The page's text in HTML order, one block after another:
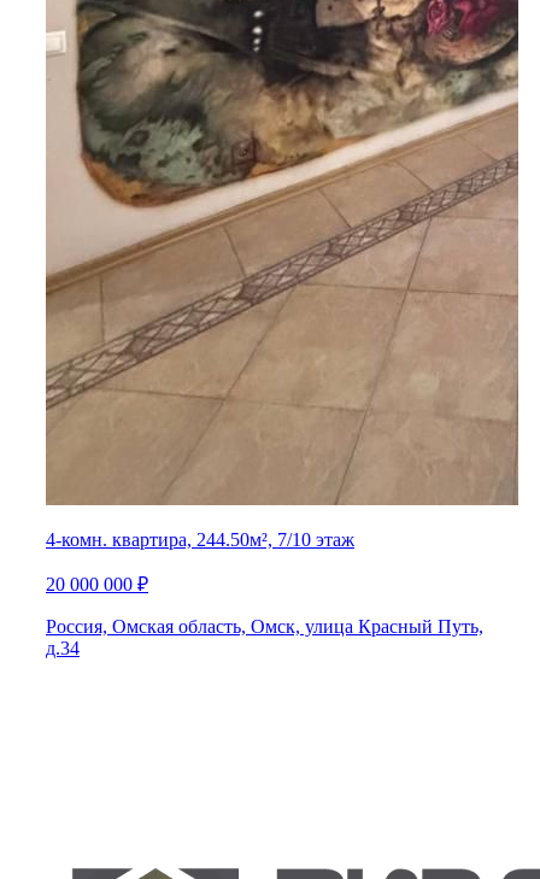
4-комн. квартира, 244.50м², 7/10 этаж
20 000 000 ₽
Россия, Омская область, Омск, улица Красный Путь,
д.34